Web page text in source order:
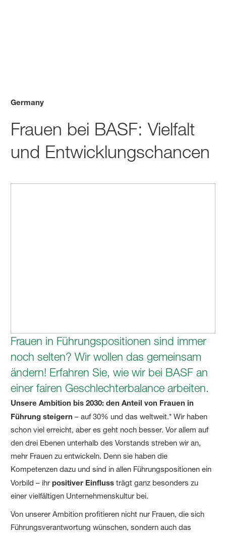
Germany
Frauen bei BASF: Vielfalt
und Entwicklungschancen
Frauen in Führungspositionen sind immer
noch selten? Wir wollen das gemeinsam
ändern! Erfahren Sie, wie wir bei BASF an
einer fairen Geschlechterbalance arbeiten.
Unsere Ambition bis 2030: den Anteil von Frauen in
Führung steigern – auf 30% und das weltweit.* Wir haben
schon viel erreicht, aber es geht noch besser. Vor allem auf
den drei Ebenen unterhalb des Vorstands streben wir an,
mehr Frauen zu entwickeln. Denn sie haben die
Kompetenzen dazu und sind in allen Führungspositionen ein
Vorbild – ihrpositiver Einfluss trägt ganz besonders zu
einer vielfältigen Unternehmenskultur bei.
Von unserer Ambition profitieren nicht nur Frauen, die sich
Führungsverantwortung wünschen, sondern auch das